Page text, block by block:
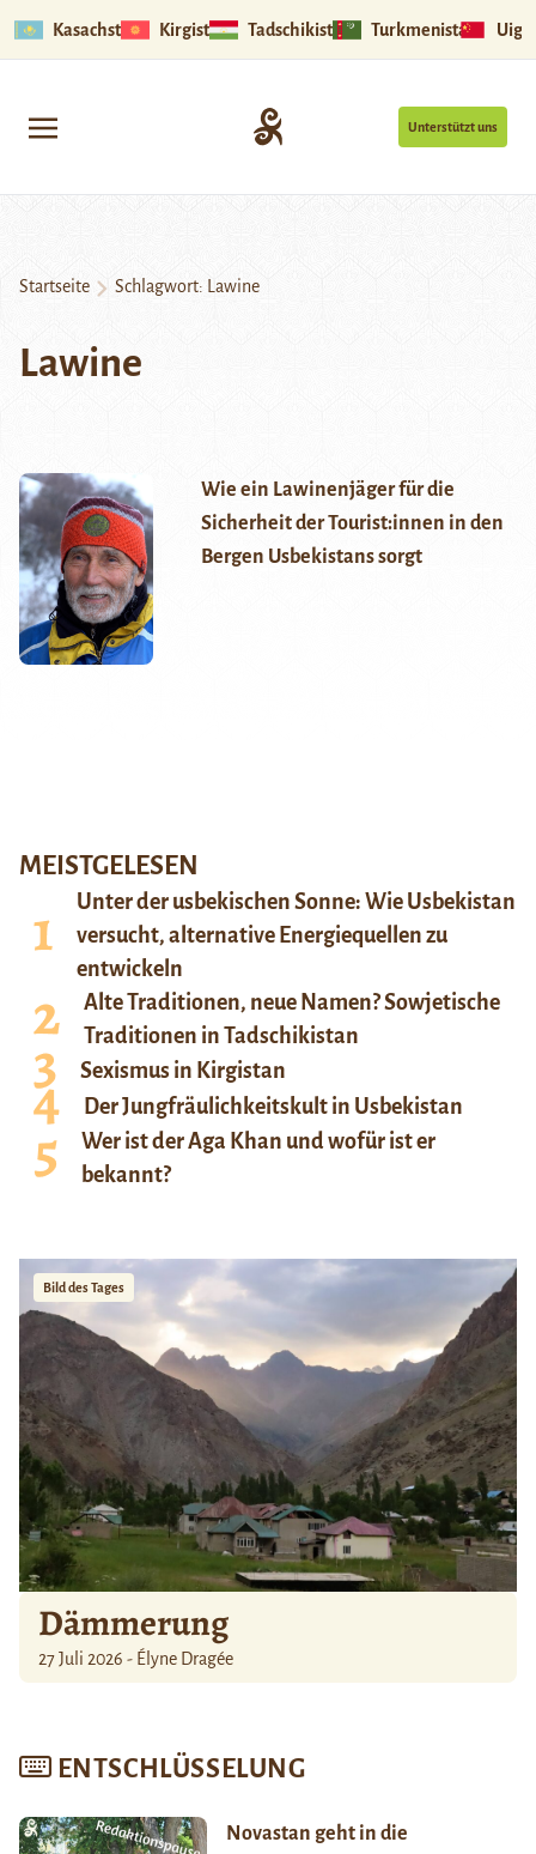
Kasachstan Kirgistan Tadschikistan Turkmenistan
Unterstützt uns
Startseite Schlagwort: Lawine
Lawine
Wie ein Lawinenjäger für die
Sicherheit der Tourist:innen in den
Bergen Usbekistans sorgt
MEISTGELESEN
Unter der usbekischen Sonne: Wie Usbekistan
versucht, alternative Energiequellen zu
entwickeln
Alte Traditionen, neue Namen? Sowjetische
Traditionen in Tadschikistan
Sexismus in Kirgistan
Der Jungfräulichkeitskult in Usbekistan
Wer ist der Aga Khan und wofür ist er
bekannt?
Bild des Tages
Dämmerung
27 Juli 2026 - Élyne Dragée
ENTSCHLÜSSELUNG
Novastan geht in die